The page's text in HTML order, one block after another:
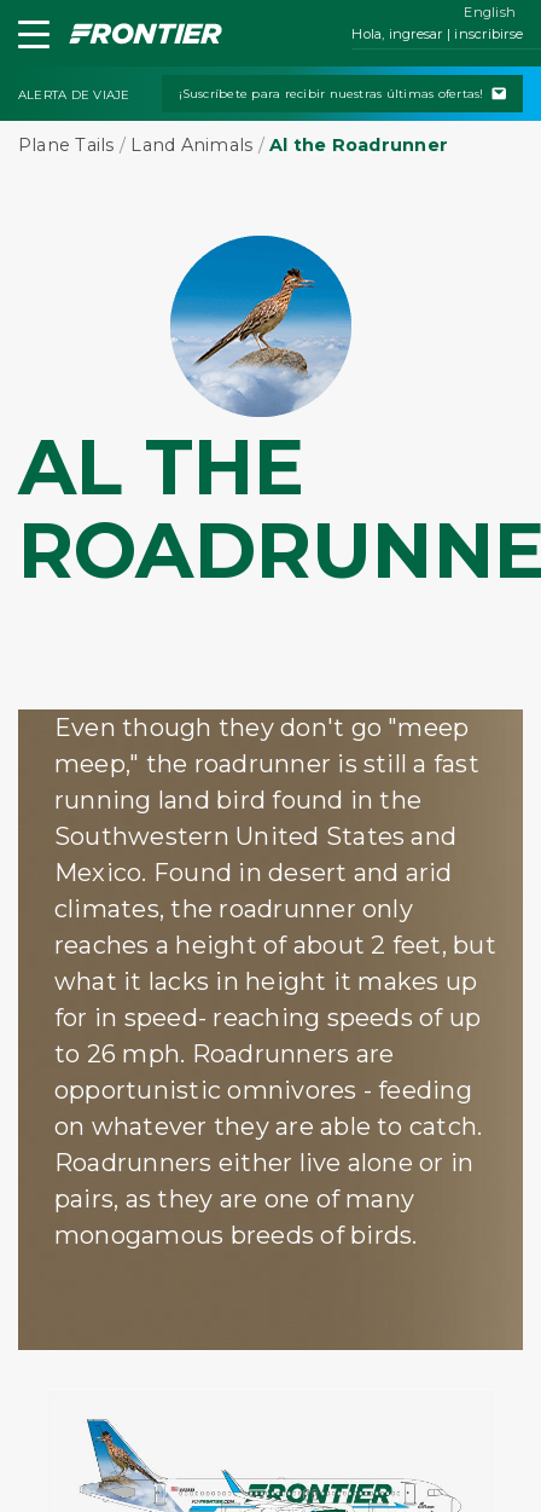
Hola, ingresar | inscribirse
ALERTA DE VIAJE ¡Suscríbete para recibir nuestras últimas ofertas!
Plane Tails / Land Animals / Al the Roadrunner
AL THE
Even though they don't go "meep
meep," the roadrunner is still a fast
running land bird found in the
Southwestern United States and
Mexico. Found in desert and arid
climates, the roadrunner only
reaches a height of about 2 feet, but
what it lacks in height it makes up
for in speed- reaching speeds of up
to 26 mph. Roadrunners are
opportunistic omnivores - feeding
on whatever they are able to catch.
Roadrunners either live alone or in
pairs, as they are one of many
monogamous breeds of birds.
English